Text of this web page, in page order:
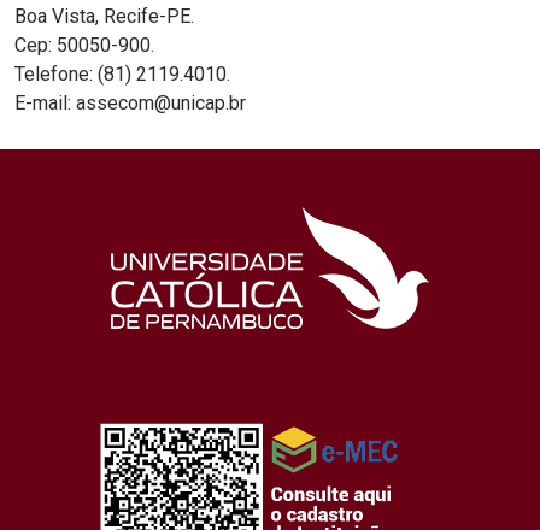
Boa Vista, Recife-PE.
Cep: 50050-900.
Telefone: (81) 2119.4010.
E-mail: assecom@unicap.br